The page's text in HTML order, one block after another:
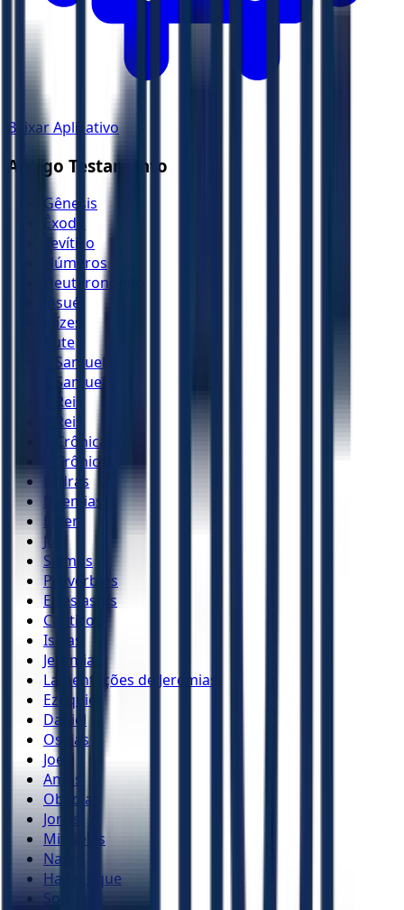
Baixar Aplicativo
Antigo Testamento
Gênesis
Êxodo
Levítico
Números
Deuteronômio
Josué
Juízes
Rute
1 Samuel
2 Samuel
1 Reis
2 Reis
1 Crônicas
2 Crônicas
Esdras
Neemias
Ester
Jó
Salmos
Provérbios
Eclesiastes
Cânticos
Isaías
Jeremias
Lamentações de Jeremias
Ezequiel
Daniel
Oséias
Joel
Amós
Obadias
Jonas
Miquéias
Naum
Habacuque
Sofonias